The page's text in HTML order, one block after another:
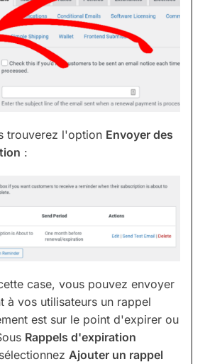
trouverez l'option Envoyer des
:
case, vous pouvez envoyer
à vos utilisateurs un rappel
est sur le point d'expirer ou
Rappels d'expiration
Ajouter un rappel